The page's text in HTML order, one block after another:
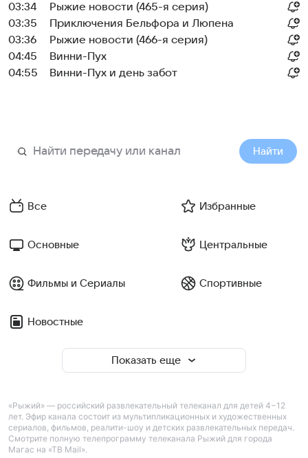
03:34
Рыжие новости (465-я серия)
03:35
Приключения Бельфора и Люпена
03:36
Рыжие новости (466-я серия)
04:45
Винни-Пух
04:55
Винни-Пух и день забот
Найти
Все Избранные
Основные Центральные
Фильмы и Сериалы Спортивные
Новостные
Показать еще
«Рыжий» — российский развлекательный телеканал для детей 4−12
лет. Эфир канала состоит из мультипликационных и художественных
сериалов, фильмов, реалити-шоу и детских развлекательных передач.
Смотрите полную телепрограмму телеканала Рыжий для города
Магас на «ТВ Mail».